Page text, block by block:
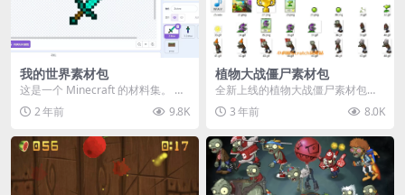
我的世界素材包
这是一个 Minecraft 的材料集。 操
作方法如下： 工具 → 右箭头 怪物...
2 年前 9.8K
植物大战僵尸素材包
全新上线的植物大战僵尸素材包，
内含48个精选资源，涵盖角色、场
景、音效等多样内容...
3 年前 8.0K